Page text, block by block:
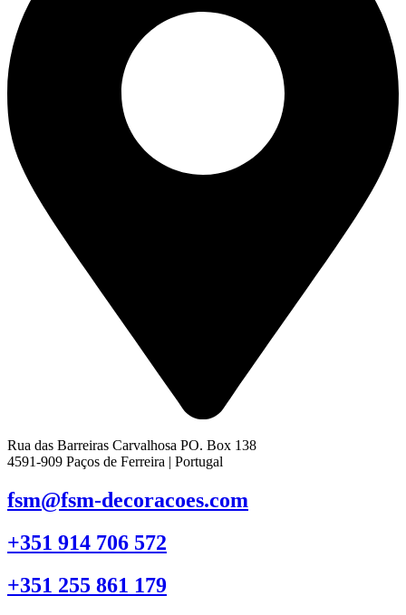
Rua das Barreiras Carvalhosa PO. Box 138
4591-909 Paços de Ferreira | Portugal
fsm@fsm-decoracoes.com
+351 914 706 572
+351 255 861 179